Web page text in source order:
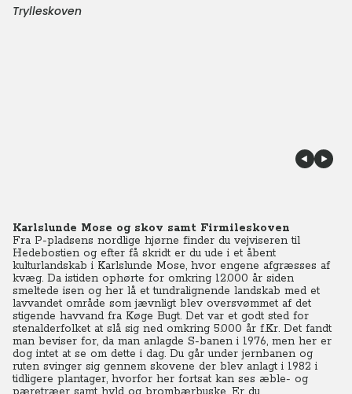
Trylleskoven
Karlslunde Mose og skov samt Firmileskoven
Fra P-pladsens nordlige hjørne finder du vejviseren til
Hedebostien og efter få skridt er du ude i et åbent
kulturlandskab i Karlslunde Mose, hvor engene afgræsses af
kvæg. Da istiden ophørte for omkring 12.000 år siden
smeltede isen og her lå et tundralignende landskab med et
lavvandet område som jævnligt blev oversvømmet af det
stigende havvand fra Køge Bugt. Det var et godt sted for
stenalderfolket at slå sig ned omkring 5.000 år f.Kr. Det fandt
man beviser for, da man anlagde S-banen i 1976, men her er
dog intet at se om dette i dag. Du går under jernbanen og
ruten svinger sig gennem skovene der blev anlagt i 1982 i
tidligere plantager, hvorfor her fortsat kan ses æble- og